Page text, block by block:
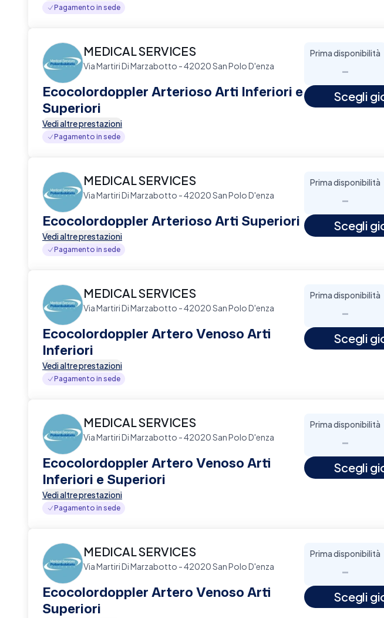
Pagamento in sede
MEDICAL SERVICES
Via Martiri Di Marzabotto - 42020 San Polo D'enza
Ecocolordoppler Arterioso Arti Inferiori e
Superiori
Vedi altre prestazioni
Pagamento in sede
Prima disponibilità
-
Scegli
MEDICAL SERVICES
Via Martiri Di Marzabotto - 42020 San Polo D'enza
Ecocolordoppler Arterioso Arti Superiori
Vedi altre prestazioni
Pagamento in sede
Prima disponibilità
-
Scegli
MEDICAL SERVICES
Via Martiri Di Marzabotto - 42020 San Polo D'enza
Ecocolordoppler Artero Venoso Arti
Inferiori
Vedi altre prestazioni
Pagamento in sede
Prima disponibilità
-
Scegli
MEDICAL SERVICES
Via Martiri Di Marzabotto - 42020 San Polo D'enza
Ecocolordoppler Artero Venoso Arti
Inferiori e Superiori
Vedi altre prestazioni
Pagamento in sede
Prima disponibilità
-
Scegli
MEDICAL SERVICES
Via Martiri Di Marzabotto - 42020 San Polo D'enza
Ecocolordoppler Artero Venoso Arti
Superiori
Prima disponibilità
-
Scegli